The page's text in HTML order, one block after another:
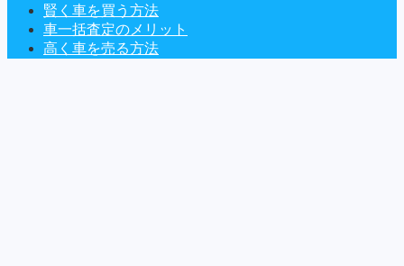
賢く車を買う方法
車一括査定のメリット
高く車を売る方法